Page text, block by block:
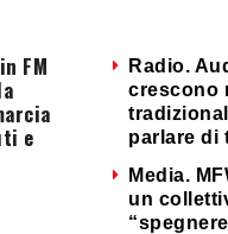
FM
e
Radio.
crescono
parlare di
Media.
un